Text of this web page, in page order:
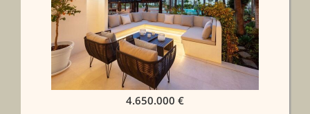
4.650.000 €